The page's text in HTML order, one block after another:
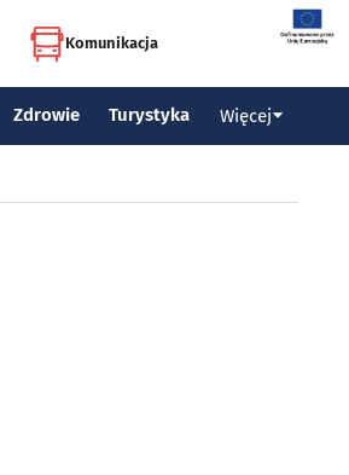
Komunikacja
Zdrowie Turystyka Więcej